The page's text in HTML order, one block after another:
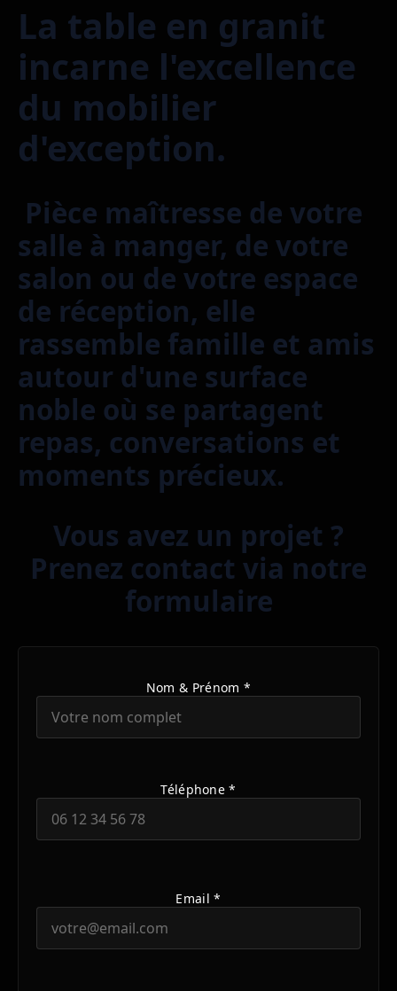
La table en granit
incarne l'excellence
du mobilier
d'exception.
Pièce maîtresse de votre
salle à manger, de votre
salon ou de votre espace
de réception, elle
rassemble famille et amis
autour d'une surface
noble où se partagent
repas, conversations et
moments précieux.
Vous avez un projet ?
Prenez contact via notre
formulaire
Nom & Prénom *
Téléphone *
Email *